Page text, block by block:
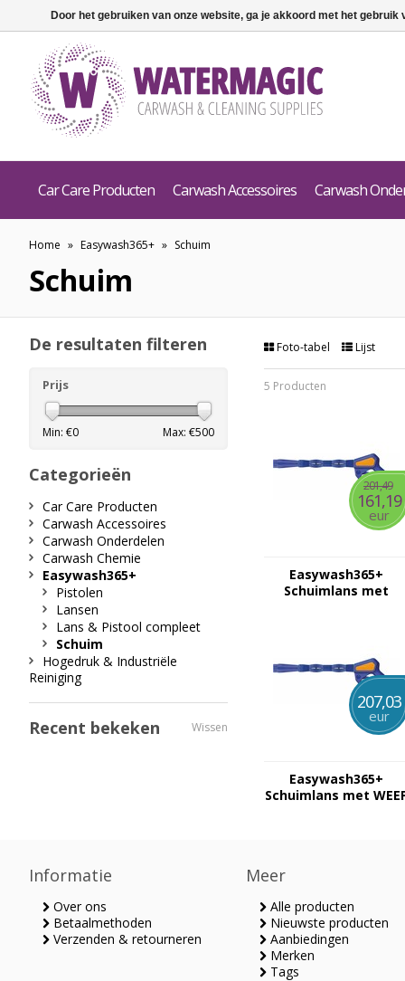
Car Care Producten Carwash Accessoires Carwash
Home » Easywash365+ » Schuim
Schuim
Foto-tabel Lijst
5 Producten
201,49
161,19
eur
Easywash365+
Schuimlans met
207,03
eur
Easywash365+
Schuimlans met
De resultaten filteren
Prijs
Min: €0 Max: €500
Categorieën
Car Care Producten
Carwash Accessoires
Carwash Onderdelen
Carwash Chemie
Easywash365+
Pistolen
Lansen
Lans & Pistool compleet
Schuim
Hogedruk & Industriële
Reiniging
Recent bekeken Wissen
Informatie
Over ons
Betaalmethoden
Verzenden & retourneren
Meer
Alle producten
Nieuwste producten
Aanbiedingen
Merken
Tags
Door het gebruiken van onze website, ga je akkoord met het